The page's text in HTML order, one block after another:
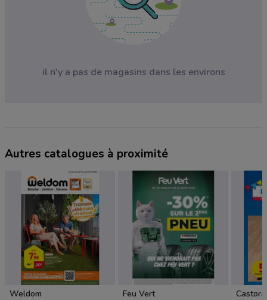
il n'y a pas de magasins dans les environs
Autres catalogues à proximité
Weldom Feu Vert